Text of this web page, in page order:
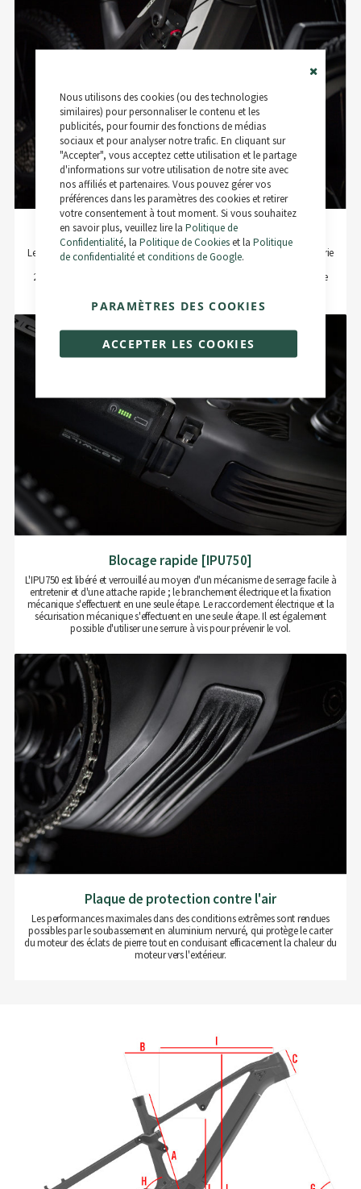
Close
Cookie
Nous utilisons des cookies (ou des technologies
similaires) pour personnaliser le contenu et les
publicités, pour fournir des fonctions de médias
sociaux et pour analyser notre trafic. En cliquant sur
"Accepter", vous acceptez cette utilisation et le partage
d'informations sur votre utilisation de notre site avec
nos affiliés et partenaires. Vous pouvez gérer vos
préférences dans les paramètres des cookies et retirer
votre consentement à tout moment. Si vous souhaitez
en savoir plus, veuillez lire la Politique de
Confidentialité, la Politique de Cookieset la Politique
de confidentialité et conditions de Google.
ACCEPTER LES COOKIES
PARAMÈTRES DES COOKIES
Rotwild IPU750 Carbon
Le stockage d'énergie de notre série Extensive offre une capacité de batterie
de 720 Wh avec une technologie de cellule haute performance (type
21700/5.0 Ah) et un poids réduit de 3,5 kg grâce à son boîtier en carbone
Blocage rapide [IPU750]
L'IPU750 est libéré et verrouillé au moyen d'un mécanisme de serrage facile à
entretenir et d'une attache rapide ; le branchement électrique et la fixation
mécanique s'effectuent en une seule étape. Le raccordement électrique et la
sécurisation mécanique s'effectuent en une seule étape. Il est également
possible d'utiliser une serrure à vis pour prévenir le vol.
Plaque de protection contre l'air
Les performances maximales dans des conditions extrêmes sont rendues
possibles par le soubassement en aluminium nervuré, qui protège le carter
du moteur des éclats de pierre tout en conduisant efficacement la chaleur du
moteur vers l'extérieur.